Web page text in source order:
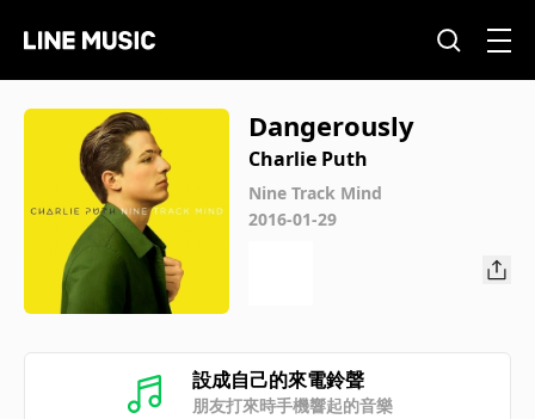
Dangerously
Charlie Puth
Nine Track Mind
2016-01-29
設成自己的來電鈴聲
朋友打來時手機響起的音樂